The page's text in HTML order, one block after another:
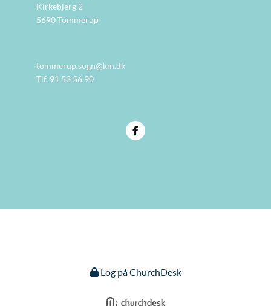
Kirkebjerg 2
5690 Tommerup
tommerup.sogn@km.dk
Tlf. 91 53 56 90
Log på ChurchDesk